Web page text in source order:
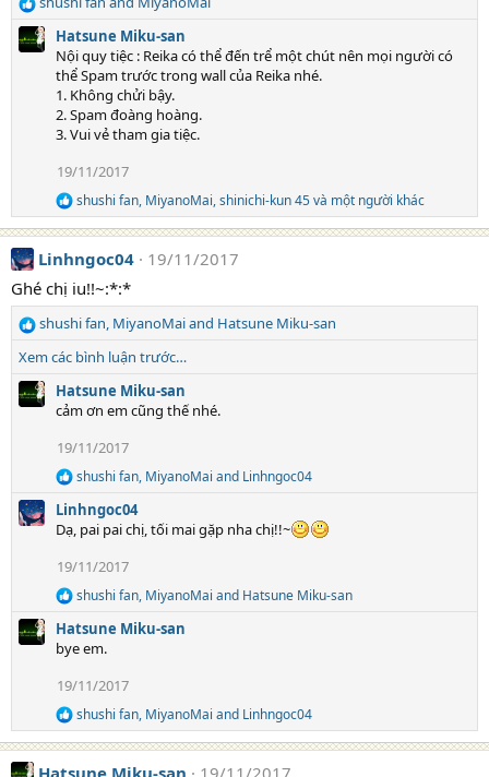
n
s
:
R
e
a
Hatsune Miku-san
Nội quy tiệc : Reika có thể đến trể một chút nên mọi người có
thể Spam trước trong wall của Reika nhé.
1. Không chửi bậy.
2. Spam đoàng hoàng.
3. Vui vẻ tham gia tiệc.
19/11/2017
R
e
a
c
i
n
:
shushi fan, MiyanoMai,shinichi-kun 45và một người khác
Linhngoc04
19/11/2017
Ghé chị iu!!~:*:*
R
e
c
t
:
shushi fan, MiyanoMaiand Hatsune Miku-san
Xem các bình luận trước…
Hatsune Miku-san
cảm ơn em cũng thế nhé.
19/11/2017
R
e
a
c
o
n
s
:
shushi fan, MiyanoMai and Linhngoc04
Linhngoc04
Dạ, pai pai chị, tối mai gặp nha chị!!~
19/11/2017
R
e
a
c
o
n
s
shushi fan, MiyanoMai and Hatsune Miku-san
Hatsune Miku-san
bye em.
19/11/2017
R
e
a
shushi fan, MiyanoMai and Linhngoc04
Hatsune Miku-san 19/11/2017